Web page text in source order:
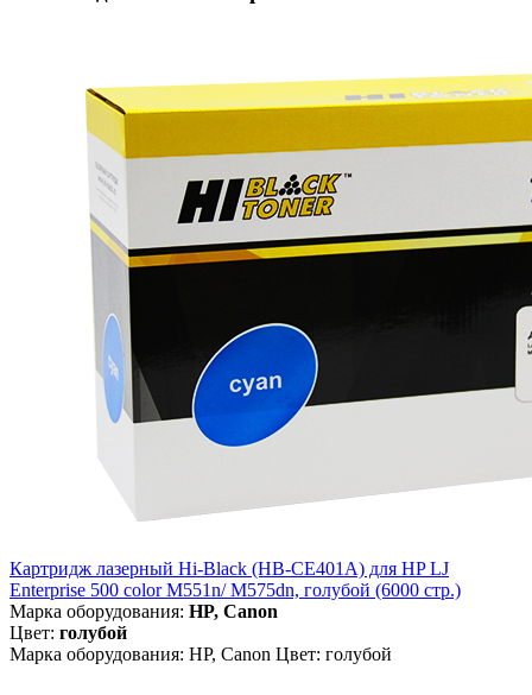
Картридж лазерный Hi-Black (HB-CE401A) для HP LJ
Enterprise 500 color M551n/ M575dn, голубой (6000 стр.)
Марка оборудования: HP, Canon
Цвет: голубой
Марка оборудования: HP, Canon Цвет: голубой